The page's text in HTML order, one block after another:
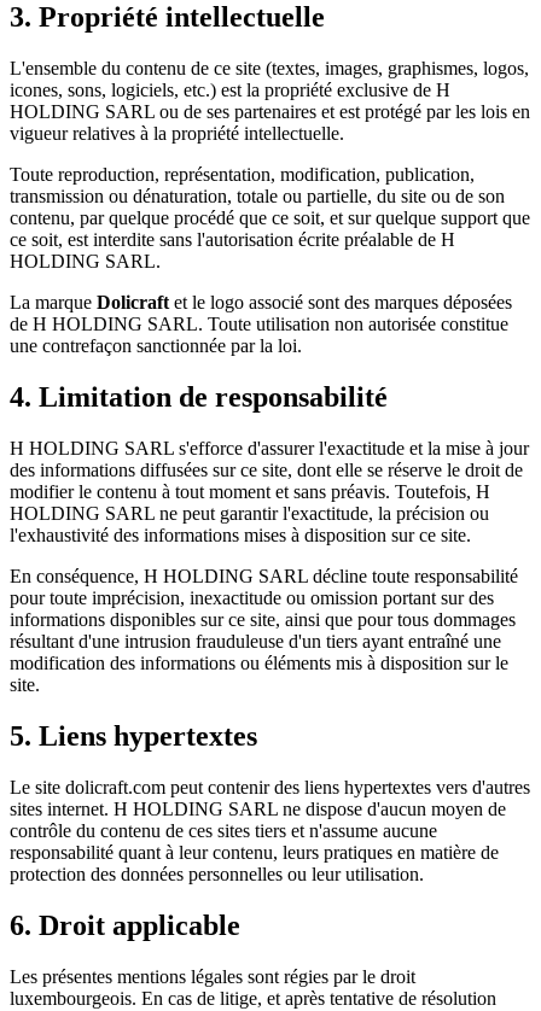
3. Propriété intellectuelle
L'ensemble du contenu de ce site (textes, images, graphismes, logos,
icones, sons, logiciels, etc.) est la propriété exclusive de H
HOLDING SARL ou de ses partenaires et est protégé par les lois en
vigueur relatives à la propriété intellectuelle.
Toute reproduction, représentation, modification, publication,
transmission ou dénaturation, totale ou partielle, du site ou de son
contenu, par quelque procédé que ce soit, et sur quelque support que
ce soit, est interdite sans l'autorisation écrite préalable de H
HOLDING SARL.
La marque Dolicraft et le logo associé sont des marques déposées
de H HOLDING SARL. Toute utilisation non autorisée constitue
une contrefaçon sanctionnée par la loi.
4. Limitation de responsabilité
H HOLDING SARL s'efforce d'assurer l'exactitude et la mise à jour
des informations diffusées sur ce site, dont elle se réserve le droit de
modifier le contenu à tout moment et sans préavis. Toutefois, H
HOLDING SARL ne peut garantir l'exactitude, la précision ou
l'exhaustivité des informations mises à disposition sur ce site.
En conséquence, H HOLDING SARL décline toute responsabilité
pour toute imprécision, inexactitude ou omission portant sur des
informations disponibles sur ce site, ainsi que pour tous dommages
résultant d'une intrusion frauduleuse d'un tiers ayant entraîné une
modification des informations ou éléments mis à disposition sur le
site.
5. Liens hypertextes
Le site dolicraft.com peut contenir des liens hypertextes vers d'autres
sites internet. H HOLDING SARL ne dispose d'aucun moyen de
contrôle du contenu de ces sites tiers et n'assume aucune
responsabilité quant à leur contenu, leurs pratiques en matière de
protection des données personnelles ou leur utilisation.
6. Droit applicable
Les présentes mentions légales sont régies par le droit
luxembourgeois. En cas de litige, et après tentative de résolution